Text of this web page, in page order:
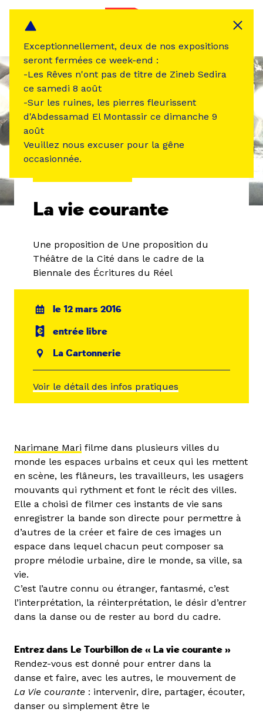
La vie courante
Une proposition de Une proposition du
Théâtre de la Cité dans le cadre de la
Biennale des Écritures du Réel
le 12 mars 2016
entrée libre
La Cartonnerie
Voir le détail des infos pratiques
Narimane Mari filme dans plusieurs villes du
monde les espaces urbains et ceux qui les mettent
en scène, les flâneurs, les travailleurs, les usagers
mouvants qui rythment et font le récit des villes.
Elle a choisi de filmer ces instants de vie sans
enregistrer la bande son directe pour permettre à
d’autres de la créer et faire de ces images un
espace dans lequel chacun peut composer sa
propre mélodie urbaine, dire le monde, sa ville, sa
vie.
C’est l’autre connu ou étranger, fantasmé, c’est
l’interprétation, la réinterprétation, le désir d’entrer
dans la danse ou de rester au bord du cadre.
Entrez dans Le Tourbillon de « La vie courante »
Rendez-vous est donné pour entrer dans la
danse et faire, avec les autres, le mouvement de
La Vie courante : intervenir, dire, partager, écouter,
danser ou simplement être le
Exceptionnellement, deux de nos expositions
seront fermées ce week-end :
-Les Rêves n'ont pas de titre de Zineb Sedira
ce samedi 8 août
-Sur les ruines, les pierres fleurissent
d'Abdessamad El Montassir ce dimanche 9
août
Veuillez nous excuser pour la gêne
occasionnée.
Panneau de gestion des cookies